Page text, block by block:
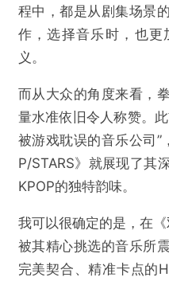
程中，都是从剧集场景
作，选择音乐时，也更
义。
而从大众的角度来看，
量水准依旧令人称赞。
被游戏耽误的音乐公司”
P/STARS》就展现了其
KPOP的独特韵味。
我可以很确定的是，在
被其精心挑选的音乐所
完美契合、精准卡点的